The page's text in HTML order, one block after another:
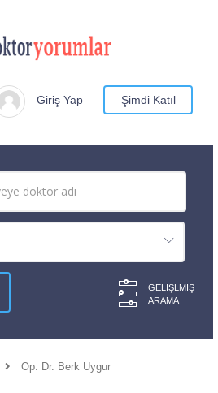
Giriş Yap Şimdi Katıl
GELIŞLMIŞ
ARAMA
Op. Dr. Berk Uygur